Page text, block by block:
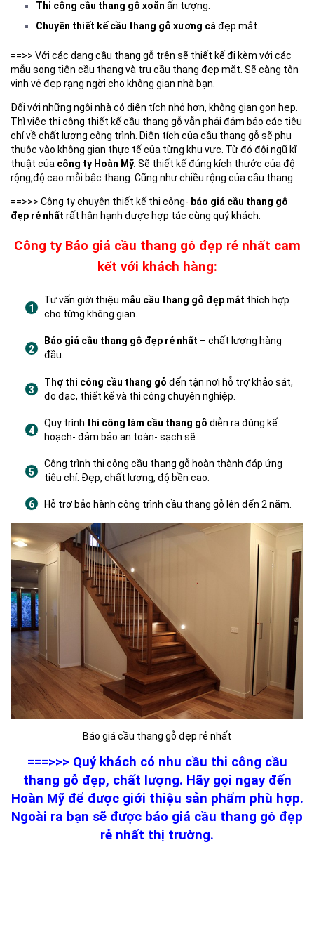
Thi công cầu thang gỗ xoắn ấn tượng.
Chuyên thiết kế cầu thang gỗ xương cá đẹp mắt.
==>> Với các dạng cầu thang gỗ trên sẽ thiết kế đi kèm với các
mẫu song tiện cầu thang và trụ cầu thang đẹp mắt. Sẽ càng tôn
vinh vẻ đẹp rạng ngời cho không gian nhà bạn.
Đối với những ngôi nhà có diện tích nhỏ hơn, không gian gọn hẹp.
Thì việc thi công thiết kế cầu thang gỗ vẫn phải đảm bảo các tiêu
chí về chất lượng công trình. Diện tích của cầu thang gỗ sẽ phụ
thuộc vào không gian thực tế của từng khu vực. Từ đó đội ngũ kĩ
thuật của công ty Hoàn Mỹ. Sẽ thiết kế đúng kích thước của độ
rộng,độ cao mỗi bậc thang. Cũng như chiều rộng của cầu thang.
==>>> Công ty chuyên thiết kế thi công- báo giá cầu thang gỗ
đẹp rẻ nhất rất hân hạnh được hợp tác cùng quý khách.
Công ty Báo giá cầu thang gỗ đẹp rẻ nhất cam
kết với khách hàng:
Tư vấn giới thiệu mẫu cầu thang gỗ đẹp mắt thích hợp
cho từng không gian.
Báo giá cầu thang gỗ đẹp rẻ nhất – chất lượng hàng
đầu.
Thợ thi công cầu thang gỗ đến tận nơi hỗ trợ khảo sát,
đo đạc, thiết kế và thi công chuyên nghiệp.
Quy trình thi công làm cầu thang gỗ diễn ra đúng kế
hoạch- đảm bảo an toàn- sạch sẽ
Công trình thi công cầu thang gỗ hoàn thành đáp ứng
tiêu chí. Đẹp, chất lượng, độ bền cao.
Hỗ trợ bảo hành công trình cầu thang gỗ lên đến 2 năm.
Báo giá cầu thang gỗ đẹp rẻ nhất
===>>> Quý khách có nhu cầu thi công cầu
thang gỗ đẹp, chất lượng. Hãy gọi ngay đến
Hoàn Mỹ để được giới thiệu sản phẩm phù hợp.
Ngoài ra bạn sẽ được báo giá cầu thang gỗ đẹp
rẻ nhất thị trường.